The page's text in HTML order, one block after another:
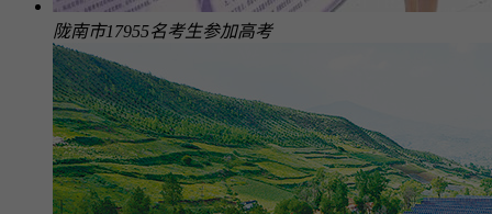
陇南市17955名考生参加高考